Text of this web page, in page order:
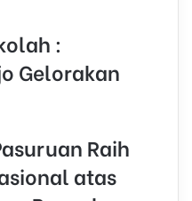
:
Gelorakan
Raih
atas